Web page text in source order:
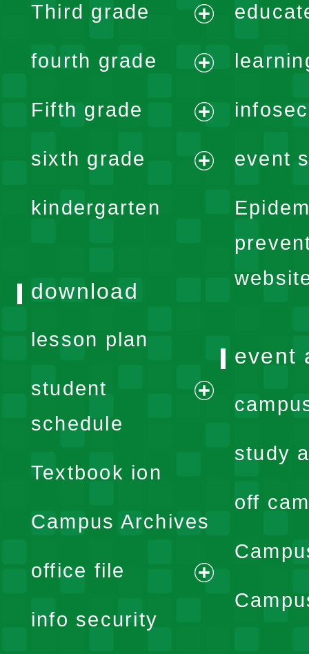
menu
Third grade
menu
fourth grade
menu
Fifth grade
menu
sixth grade
kindergarten
event
download
lesson plan
student
schedule
expand
menu
Textbook ion
Campus Archives
office file
expand
info security
event
study
off